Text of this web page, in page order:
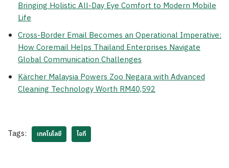
Bringing Holistic All-Day Eye Comfort to Modern Mobile
Life
Cross-Border Email Becomes an Operational Imperative:
How Coremail Helps Thailand Enterprises Navigate
Global Communication Challenges
Kärcher Malaysia Powers Zoo Negara with Advanced
Cleaning Technology Worth RM40,592
Tags: เทคโนโลยี ไอที